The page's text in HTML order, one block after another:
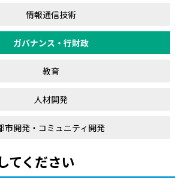
情報通信技術
ガバナンス・行財政
教育
人材開発
市開発・コミュニティ開発
てください